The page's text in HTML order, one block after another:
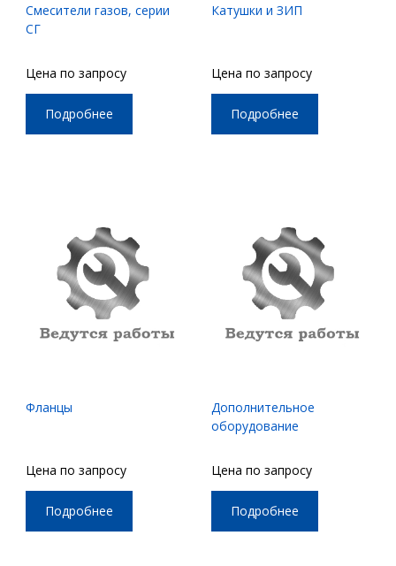
Смесители газов, серии
СГ
Цена по запросу
Подробнее
Катушки и ЗИП
Цена по запросу
Подробнее
Фланцы
Цена по запросу
Подробнее
Дополнительное
оборудование
Цена по запросу
Подробнее